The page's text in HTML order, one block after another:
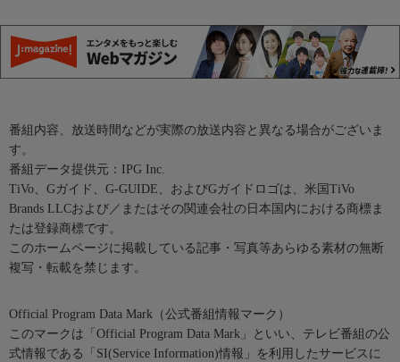
番組内容、放送時間などが実際の放送内容と異なる場合がございま
す。
番組データ提供元：IPG Inc.
TiVo、Gガイド、G-GUIDE、およびGガイドロゴは、米国TiVo
Brands LLCおよび／またはその関連会社の日本国内における商標ま
たは登録商標です。
このホームページに掲載している記事・写真等あらゆる素材の無断
複写・転載を禁じます。
Official Program Data Mark（公式番組情報マーク）
このマークは「Official Program Data Mark」といい、テレビ番組の公
式情報である「SI(Service Information)情報」を利用したサービスに